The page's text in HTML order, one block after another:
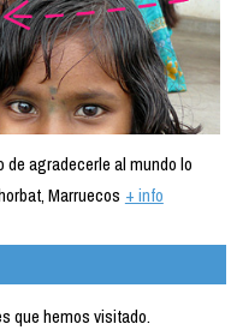
agradecerle al mundo lo
Marruecos + info
que hemos visitado.